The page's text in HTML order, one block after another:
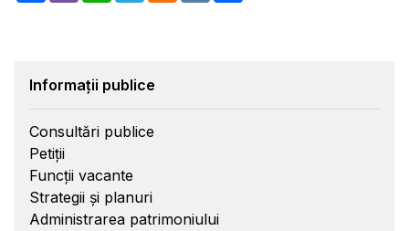
Informații publice
Consultări publice
Petiții
Funcții vacante
Strategii și planuri
Administrarea patrimoniului